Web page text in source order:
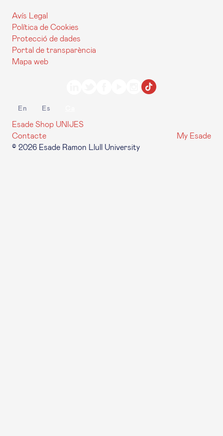
Avís Legal
Política de Cookies
Protecció de dades
Portal de transparència
Mapa web
En Es
Esade Shop UNIJES
Contacte
My Esade
© 2026 Esade Ramon Llull University